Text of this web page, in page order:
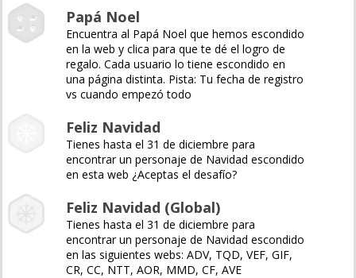
Papá Noel
Encuentra al Papá Noel que hemos escondido
en la web y clica para que te dé el logro de
regalo. Cada usuario lo tiene escondido en
una página distinta. Pista: Tu fecha de registro
vs cuando empezó todo
Feliz Navidad
Tienes hasta el 31 de diciembre para
encontrar un personaje de Navidad escondido
en esta web ¿Aceptas el desafío?
Feliz Navidad (Global)
Tienes hasta el 31 de diciembre para
encontrar un personaje de Navidad escondido
en las siguientes webs: ADV, TQD, VEF, GIF,
CR, CC, NTT, AOR, MMD, CF, AVE